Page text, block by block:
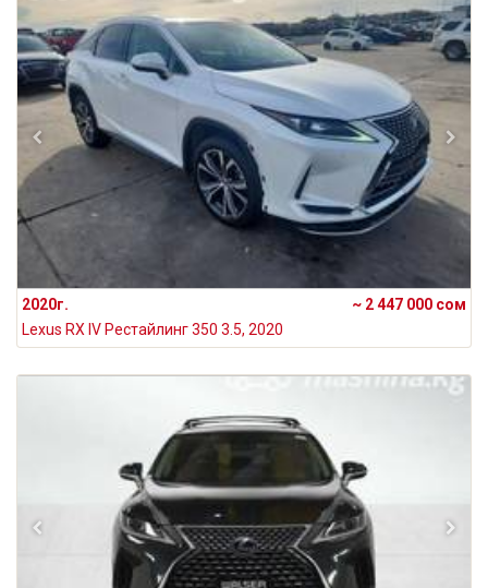
2020г.
~ 2 447 000 сом
Lexus RX IV Рестайлинг 350 3.5, 2020